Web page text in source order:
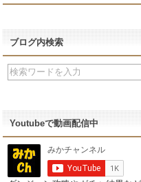
ブログ内検索
Youtubeで動画配信中